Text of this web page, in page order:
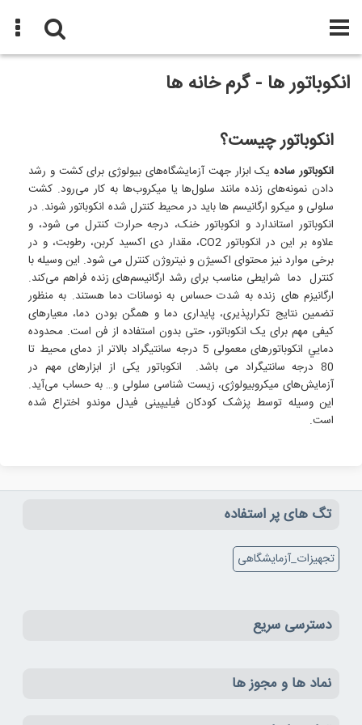
انکوباتور ها - گرم خانه ها
انکوباتور چیست؟
انکوباتور ساده یک ابزار جهت آزمایشگاه‌های بیولوژی برای کشت و رشد
دادن نمونه‌های زنده مانند سلول‌ها یا میکروب‌ها به کار می‌رود. کشت
سلولی و میکرو ارگانیسم ها باید در محیط کنترل شده انکوباتور شوند. در
انکوباتور استاندارد و انکوباتور خنک، درجه حرارت کنترل می شود، و
علاوه بر این در انکوباتور CO2، مقدار دی اکسید کربن، رطوبت، و در
برخی موارد نیز محتوای اکسیژن و نیتروژن کنترل می شود. این وسیله با
کنترل دما شرایطی مناسب برای رشد ارگانیسم‌های زنده فراهم می‌کند.
ارگانیزم های زنده به شدت حساس به نوسانات دما هستند. به منظور
تضمین نتایج تکرارپذیری، پایداری دما و همگن بودن دما، معیارهای
کیفی مهم برای یک انکوباتور، حتی بدون استفاده از فن است. محدوده
دمايي انکوباتورهای معمولی 5 درجه سانتيگراد بالاتر از دمای محيط تا
80 درجه سانتيگراد می باشد. انکوباتور یکی از ابزارهای مهم در
آزمایش‌های میکروبيولوژی، زیست‌ شناسی سلولی و… به حساب می‌آید.
این وسیله توسط پزشک کودکان فيليپينی فیدل موندو اختراع شده
است.
تگ های پر استفاده
تجهیزات_آزمایشگاهی
دسترسی سریع
نماد ها و مجوز ها